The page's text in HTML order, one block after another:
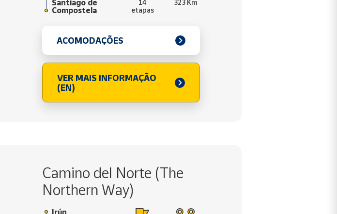
Santiago de
Compostela
14
etapas
323 Km
ACOMODAÇÕES
VER MAIS INFORMAÇÃO
(EN)
Camino del Norte (The
Northern Way)
Irún